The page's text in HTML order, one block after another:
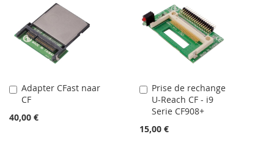
Adapter CFast naar
CF
40,00 €
Ajouter
au
panier
Prise de rechange
U-Reach CF - i9
Serie CF908+
15,00 €
Ajouter
au
panier